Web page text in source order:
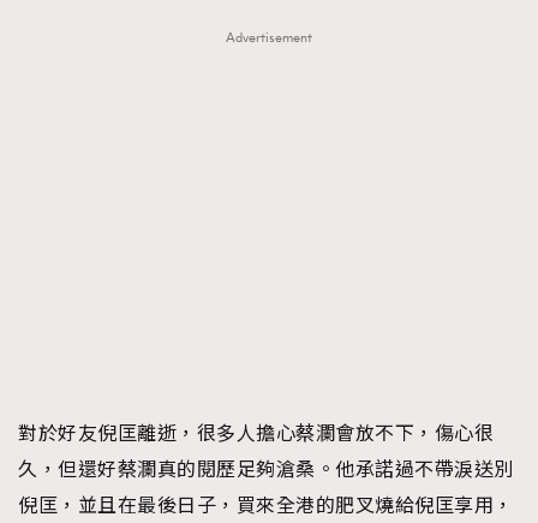
Advertisement
對於好友倪匡離逝，很多人擔心蔡瀾會放不下，傷心很
久，但還好蔡瀾真的閱歷足夠滄桑。他承諾過不帶淚送別
倪匡，並且在最後日子，買來全港的肥叉燒給倪匡享用，